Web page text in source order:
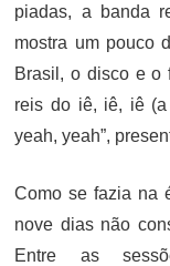
piadas, a banda
mostra um pouco
Brasil, o disco e o
reis do iê, iê, iê (a
yeah, yeah”,
Como se fazia na
nove dias não
Entre as